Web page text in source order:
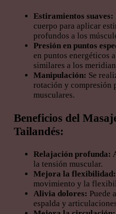
Estiramientos suaves:
cuerpo para aplicar
profundos a los
Presión en puntos
en puntos energéticos
similares a los
Manipulación: Se
rotación y compresión
musculares.
Beneficios del
Tailandés:
Relajación profunda:
la tensión muscular.
Mejora la flexibilidad:
movimiento y la
Alivia dolores: Puede
espalda y